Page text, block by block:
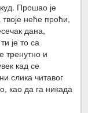
Прошао је
неће проћи,
дана,
је то са
тренутно и
кад се
слика читавог
као да га никада